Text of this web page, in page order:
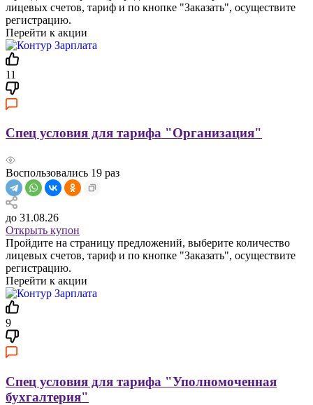
лицевых счетов, тариф и по кнопке "Заказать", осуществите
регистрацию.
Перейти к акции
11
Спец условия для тарифа "Организация"
Воспользовались 19 раз
до 31.08.26
Открыть купон
Пройдите на страницу предложений, выберите количество
лицевых счетов, тариф и по кнопке "Заказать", осуществите
регистрацию.
Перейти к акции
9
Спец условия для тарифа "Уполномоченная
бухгалтерия"